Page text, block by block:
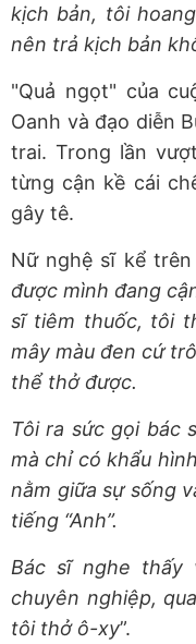
kịch bản, tôi
nên trả kịch bản
"Quả ngọt" của
Oanh và đạo diễn
trai. Trong lần
từng cận kề cái
gây tê.
Nữ nghệ sĩ kể
được mình đang
sĩ tiêm thuốc, tôi
mây màu đen cứ
thể thở được.
Tôi ra sức gọi bác
mà chỉ có khẩu
nằm giữa sự sống
tiếng “Anh”.
Bác sĩ nghe thấy
chuyên nghiệp,
tôi thở ô-xy”.